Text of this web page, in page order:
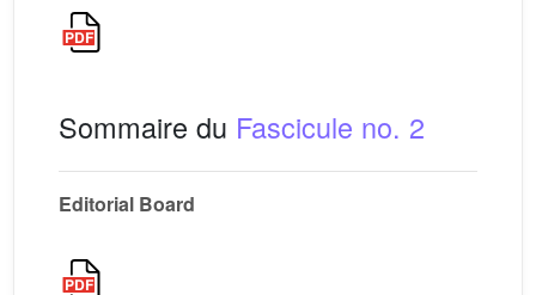
Sommaire du Fascicule no. 2
Editorial Board